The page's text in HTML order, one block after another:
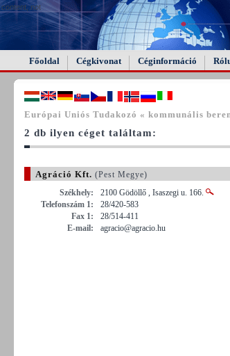
not
Főoldal Cégkivonat Céginformáció
Európai Uniós Tudakozó « kommunális
2 db ilyen céget találtam:
Agráció Kft. (Pest Megye)
Székhely:
2100 Gödöllő , Isaszegi u. 166.
Telefonszám 1:
28/420-583
Fax 1:
28/514-411
E-mail:
agracio@agracio.hu